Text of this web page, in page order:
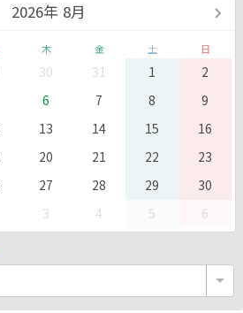
2026年 8月
木 金 土 日
30 31 1
2
6 7 8
9
13 14 15
16
20 21 22
23
27 28 29
30
3 4 5 6